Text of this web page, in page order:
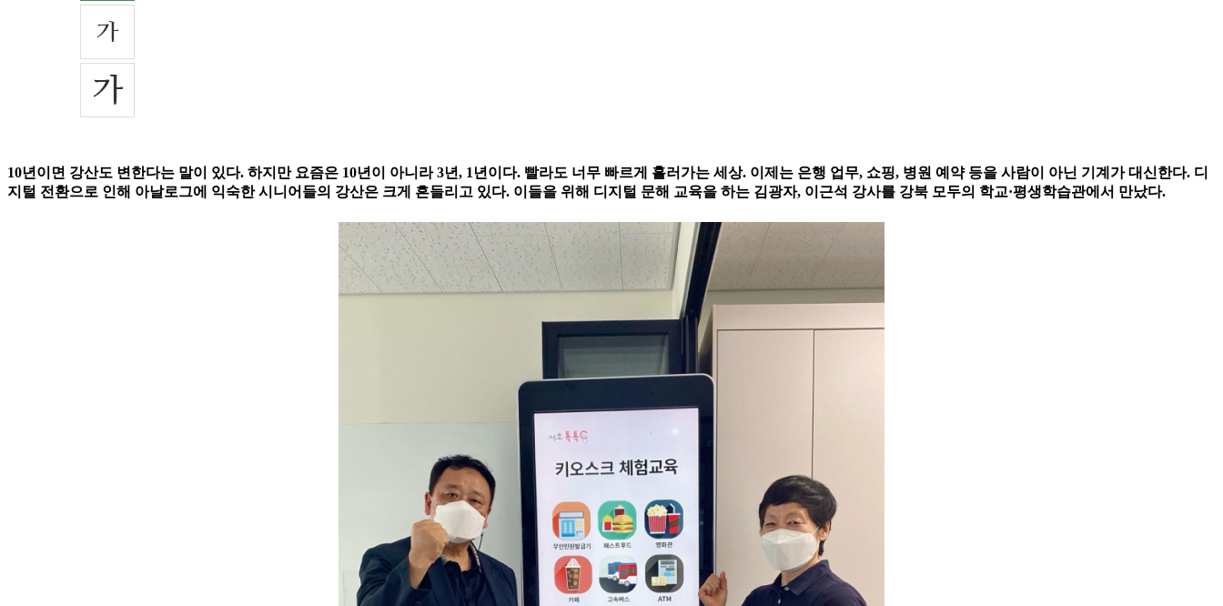
10년이면 강산도 변한다는 말이 있다. 하지만 요즘은 10년이 아니라 3년, 1년이다. 빨라도 너무 빠르게 흘러가는 세상. 이제는 은행 업무, 쇼핑, 병원 예약 등을 사람이 아닌 기계가 대신한다. 디
지털 전환으로 인해 아날로그에 익숙한 시니어들의 강산은 크게 흔들리고 있다. 이들을 위해 디지털 문해 교육을 하는 김광자, 이근석 강사를 강북 모두의 학교·평생학습관에서 만났다.